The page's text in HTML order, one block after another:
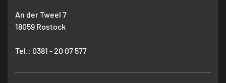
An der Tweel 7
18059 Rostock
Tel.: 0381 - 20 07 577